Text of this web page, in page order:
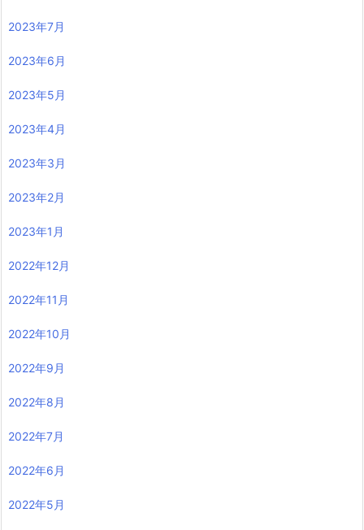
2023年7月
2023年6月
2023年5月
2023年4月
2023年3月
2023年2月
2023年1月
2022年12月
2022年11月
2022年10月
2022年9月
2022年8月
2022年7月
2022年6月
2022年5月